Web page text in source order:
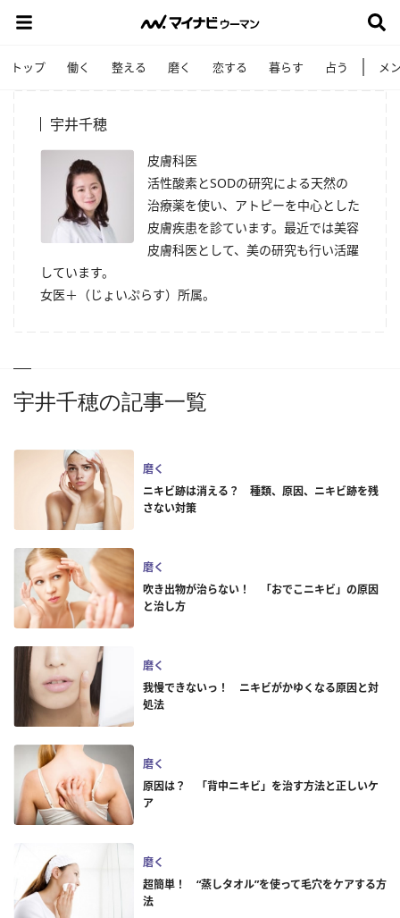
トップ 働く 整える 磨く 恋する 暮らす 占う メ
宇井千穂
皮膚科医
活性酸素とSODの研究による天然の
治療薬を使い、アトピーを中心とした
皮膚疾患を診ています。最近では美容
皮膚科医として、美の研究も行い活躍
しています。
女医＋（じょいぷらす）所属。
宇井千穂の記事一覧
磨く
ニキビ跡は消える？ 種類、原因、ニキビ跡を残
さない対策
磨く
吹き出物が治らない！ 「おでこニキビ」の原因
と治し方
磨く
我慢できないっ！ ニキビがかゆくなる原因と対
処法
磨く
原因は？ 「背中ニキビ」を治す方法と正しいケ
ア
磨く
超簡単！ “蒸しタオル”を使って毛穴をケアする方
法